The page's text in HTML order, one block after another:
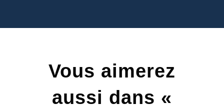
Vous aimerez
aussi dans «